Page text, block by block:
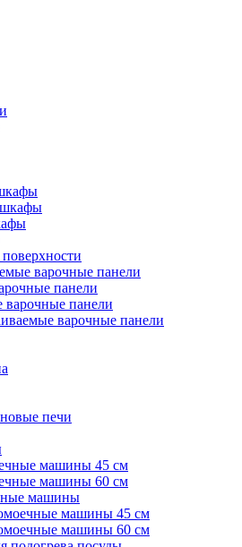
шкафы
варочные панели
панели
панели
варочные панели
печи
машины 45 см
машины 60 см
машины
машины 45 см
машины 60 см